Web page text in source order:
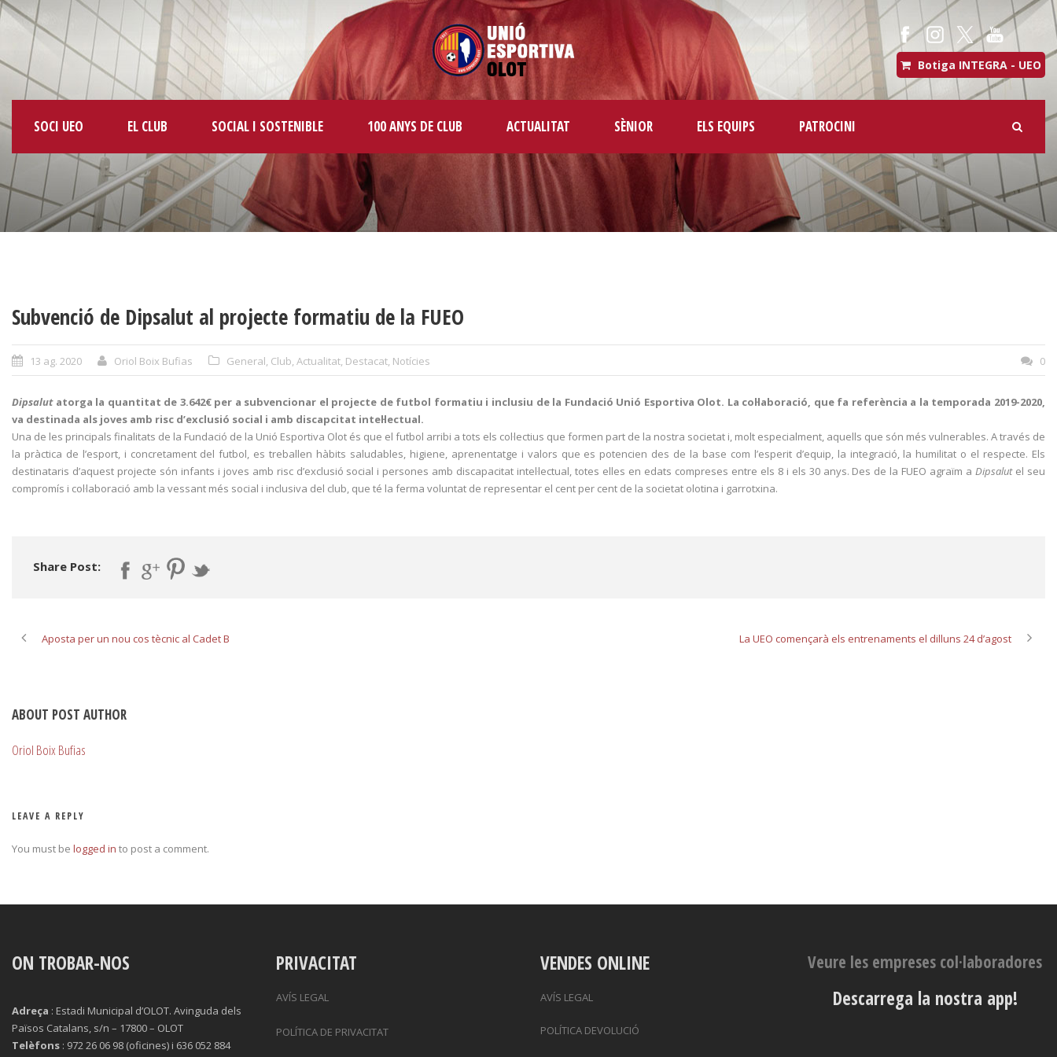
Botiga INTEGRA - UEO
SOCI UEO EL CLUB SOCIAL I SOSTENIBLE 100 ANYS DE CLUB ACTUALITAT SÈNIOR ELS EQUIPS PATROCINI
Subvenció de Dipsalut al projecte formatiu de la FUEO
13 ag. 2020 Oriol Boix Bufias General Club Actualitat Destacat Notícies 0
Dipsalutatorga la quantitat de 3.642€ per a subvencionar el projecte de futbol formatiu i inclusiu de la Fundació Unió Esportiva Olot. La col·laboració, que fa referència a la temporada 2019-2020,
va destinada als joves amb risc d’exclusió social i amb discapcitat intel·lectual.
Una de les principals finalitats de la Fundació de la Unió Esportiva Olot és que el futbol arribi a tots els col·lectius que formen part de la nostra societat i, molt especialment, aquells que són més vulnerables. A través de
la pràctica de l’esport, i concretament del futbol, es treballen hàbits saludables, higiene, aprenentatge i valors que es potencien des de la base com l’esperit d’equip, la integració, la humilitat o el respecte. Els
destinataris d’aquest projecte són infants i joves amb risc d’exclusió social i persones amb discapacitat intel·lectual, totes elles en edats compreses entre els 8 i els 30 anys. Des de la FUEO agraïm a Dipsalutel seu
compromís i col·laboració amb la vessant més social i inclusiva del club, que té la ferma voluntat de representar el cent per cent de la societat olotina i garrotxina.
Share Post:
Aposta per un nou cos tècnic al Cadet B La UEO començarà els entrenaments el dilluns 24 d’agost
ABOUT POST AUTHOR
Oriol Boix Bufias
LEAVE A REPLY
You must be logged in to post a comment.
ON TROBAR-NOS
Adreça : Estadi Municipal d’OLOT. Avinguda dels
Països Catalans, s/n – 17800 – OLOT
Telèfons : 972 26 06 98 (oficines) i 636 052 884
PRIVACITAT
AVÍS LEGAL
POLÍTICA DE PRIVACITAT
VENDES ONLINE
AVÍS LEGAL
POLÍTICA DEVOLUCIÓ
Veure les empreses col·laboradores
Descarrega la nostra app!